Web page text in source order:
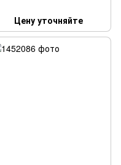
Цену уточняйте